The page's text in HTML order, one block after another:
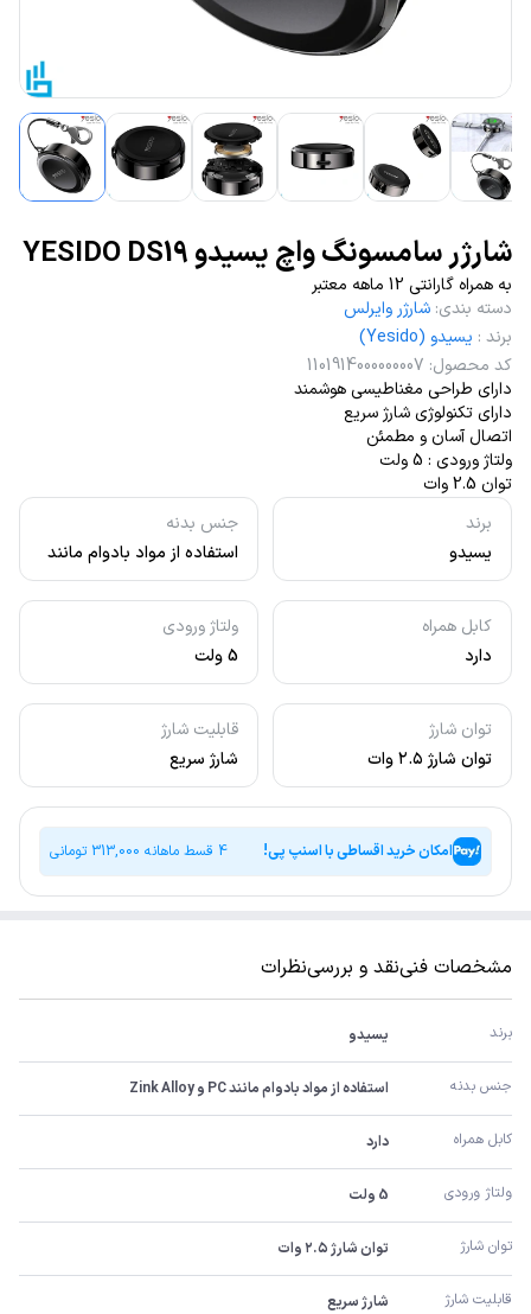
شارژر سامسونگ واچ یسیدو YESIDO DS19
برند
یسیدو
جنس بدنه
استفاده از مواد بادوام مانند
PC و Zink Alloy
کابل همراه
دارد
ولتاژ ورودی
5 ولت
توان شارژ
توان شارژ ۲.۵ وات
قابلیت شارژ
شارژ سریع
به همراه گارانتی 12 ماهه معتبر
دسته بندی: شارژر وایرلس
برند : یسیدو (Yesido)
کد محصول:
1101914000000007
دارای طراحی مغناطیسی هوشمند
دارای تکنولوژی شارژ سریع
اتصال آسان و مطمئن
ولتاژ ورودی : 5 ولت
توان 2.5 وات
امکان خرید اقساطی با اسنپ پی! 4 قسط ماهانه 313,000 تومانی
مشخصات فنینقد و بررسینظرات
برند یسیدو
جنس بدنه استفاده از مواد بادوام مانند PC و Zink Alloy
کابل همراه دارد
ولتاژ ورودی 5 ولت
توان شارژ توان شارژ ۲.۵ وات
قابلیت شارژ شارژ سریع